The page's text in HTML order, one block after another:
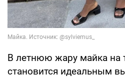
В летнюю жару майка на
становится идеальным